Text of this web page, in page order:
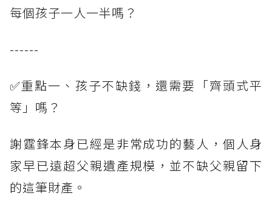
每個孩子一人一半嗎？
------
✅重點一、孩子不缺錢，還需要「齊頭式平
等」嗎？
謝霆鋒本身已經是非常成功的藝人，個人身
家早已遠超父親遺產規模，並不缺父親留下
的這筆財產。